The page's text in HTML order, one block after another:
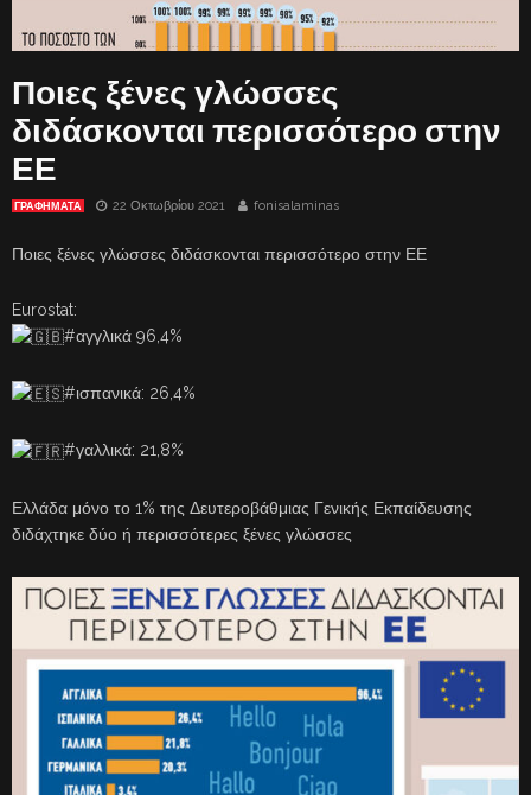
Ποιες ξένες γλώσσες
διδάσκονται περισσότερο στην
ΕΕ
ΓΡΑΦΗΜΑΤΑ 22 Οκτωβρίου 2021 fonisalaminas
Ποιες ξένες γλώσσες διδάσκονται περισσότερο στην ΕΕ
Eurostat:
#αγγλικά 96,4%
#ισπανικά: 26,4%
#γαλλικά: 21,8%
Ελλάδα μόνο το 1% της Δευτεροβάθμιας Γενικής Εκπαίδευσης
διδάχτηκε δύο ή περισσότερες ξένες γλώσσες